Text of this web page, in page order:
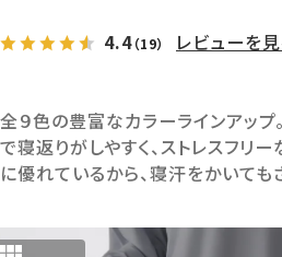
4.4（19） レビューを
全９色の豊富なカラーラインアップ
で寝返りがしやすく、ストレスフリ
に優れているから、寝汗をかいても